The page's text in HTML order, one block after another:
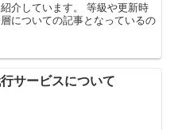
介しています。 等級や更新時
についての記事となっているの
サービスについて